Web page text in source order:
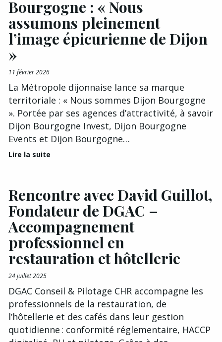
Bourgogne : « Nous
assumons pleinement
l’image épicurienne de Dijon
»
11 février 2026
La Métropole dijonnaise lance sa marque
territoriale : « Nous sommes Dijon Bourgogne
». Portée par ses agences d’attractivité, à savoir
Dijon Bourgogne Invest, Dijon Bourgogne
Events et Dijon Bourgogne…
Lire la suite
Rencontre avec David Guillot,
Fondateur de DGAC –
Accompagnement
professionnel en
restauration et hôtellerie
24 juillet 2025
DGAC Conseil & Pilotage CHR accompagne les
professionnels de la restauration, de
l’hôtellerie et des cafés dans leur gestion
quotidienne : conformité réglementaire, HACCP